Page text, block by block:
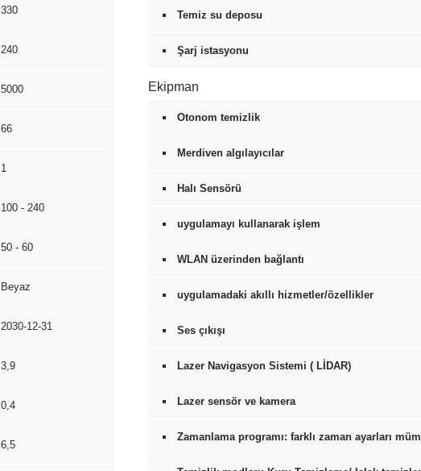
330
240
5000
66
1
100 - 240
50 - 60
Beyaz
2030-12-31
3,9
0,4
6,5
Temiz su deposu
Şarj istasyonu
Ekipman
Otonom temizlik
Merdiven algılayıcılar
Halı Sensörü
uygulamayı kullanarak işlem
WLAN üzerinden bağlantı
uygulamadaki akıllı hizmetler/özellikler
Ses çıkışı
Lazer Navigasyon Sistemi ( LİDAR)
Lazer sensör ve kamera
Zamanlama programı: farklı zaman ayarları